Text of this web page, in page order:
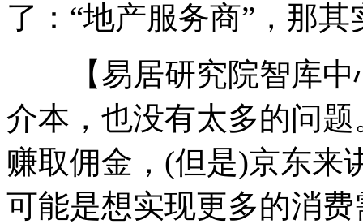
了：“地产服务商”，那
【易居研究院智库中
介本，也没有太多的问
赚取佣金，(但是)京东来
可能是想实现更多的消